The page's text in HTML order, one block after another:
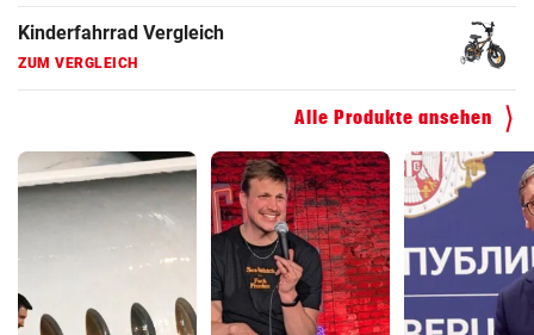
Kinderfahrrad Vergleich
ZUM VERGLEICH
Alle Produkte ansehen